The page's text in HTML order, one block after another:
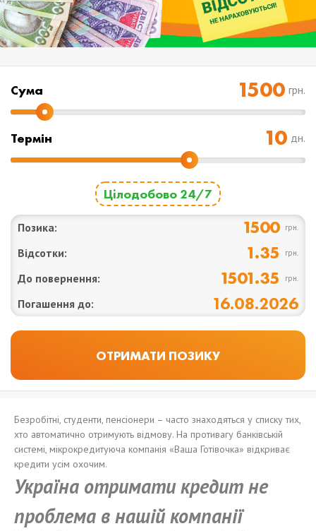
Cума грн.
Термін дн.
Цілодобово 24/7
Позика: 1500 грн.
Відсотки: 1.35 грн.
До повернення: 1501.35 грн.
Погашення до: 16.08.2026
Безробітні, студенти, пенсіонери – часто знаходяться у списку тих,
хто автоматично отримують відмову. На противагу банківській
системі, мікрокредитуюча компанія «Ваша Готівочка» відкриває
кредити усім охочим.
Україна отримати кредит не
проблема в нашій компанії